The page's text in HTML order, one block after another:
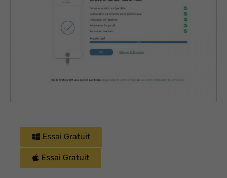
Essai Gratuit
Essai Gratuit